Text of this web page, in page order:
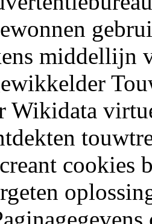
middellijn
Wikidata
cookies